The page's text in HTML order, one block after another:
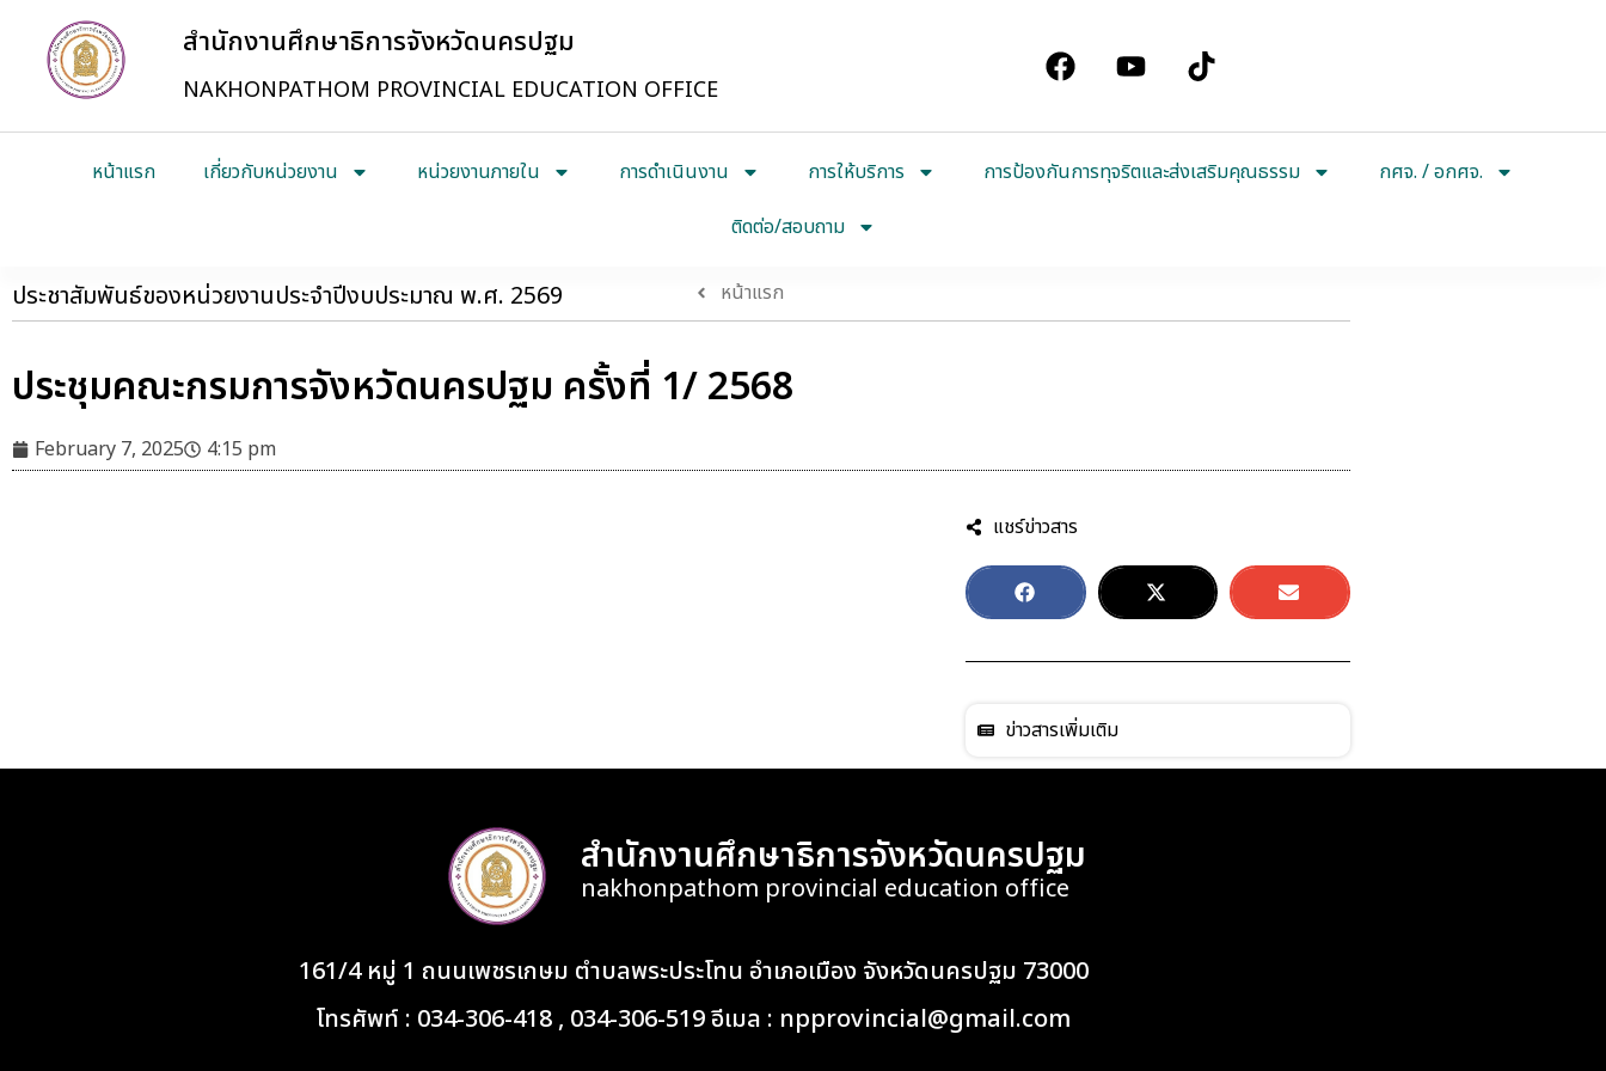
สำนักงานศึกษาธิการจังหวัดนครปฐม
NAKHONPATHOM PROVINCIAL EDUCATION OFFICE
หน้าแรก เกี่ยวกับหน่วยงาน หน่วยงานภายใน การดำเนินงาน การให้บริการ การป้องกันการทุจริตและส่งเสริมคุณธรรม
กศจ. / อกศจ.
ติดต่อ/สอบถาม
ประชาสัมพันธ์ของหน่วยงานประจำปีงบประมาณ พ.ศ. 2569 หน้าแรก
ประชุมคณะกรมการจังหวัดนครปฐม ครั้งที่ 1/ 2568
February 7, 2025 4:15 pm
แชร์ข่าวสาร
ข่าวสารเพิ่มเติม
สำนักงานศึกษาธิการจังหวัดนครปฐม
nakhonpathom provincial education office
161/4 หมู่ 1 ถนนเพชรเกษม ตำบลพระประโทน อำเภอเมือง จังหวัดนครปฐม 73000
โทรศัพท์ : 034-306-418 , 034-306-519 อีเมล : npprovincial@gmail.com